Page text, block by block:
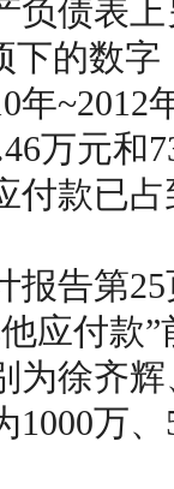
债表上
的数字
年~2012
万元和
付款已
告第25
应付款
为徐齐
万、